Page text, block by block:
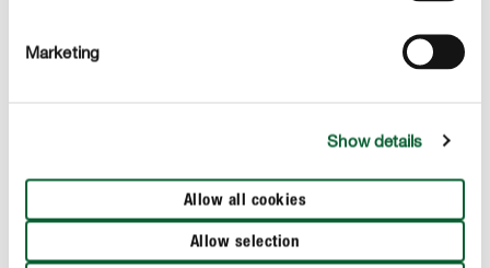
Marketing
Show details
Allow all cookies
Allow selection
COMPO BIO Bodenschutz Pellets